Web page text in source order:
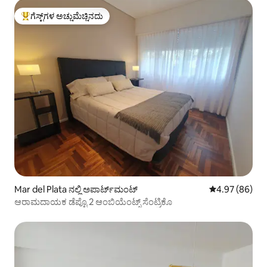
ಗೆಸ್ಟ್‌ಗಳಿಗೆ ಅತಿ ಹೆಚ್ಚು ಅಚ್ಚುಮೆಚ್ಚಿನದು
ಗೆಸ್ಟ್‌ಗಳ ಅಚ್ಚುಮೆಚ್ಚಿನದು
Mar del Plata ನಲ್ಲಿ ಅಪಾರ್ಟ್‌ಮಂಟ್ 5 ರಲ್ಲಿ 4.97
4.97 (86)
ಆರಾಮದಾಯಕ ಡೆಪ್ಟೊ 2 ಆಂಬಿಯೆಂಟ್ಸ್ ಸೆಂಟ್ರಿಕೊ